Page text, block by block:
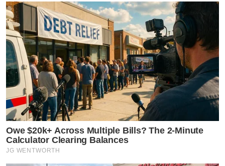
Owe $20k+ Across Multiple Bills? The 2-Minute
Calculator Clearing Balances
JG WENTWORTH